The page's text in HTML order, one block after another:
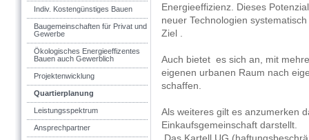
Indiv. Kostengünstiges Bauen
Baugemeinschaften für Privat und
Gewerbe
Ökologisches Energieeffizentes
Bauen auch Gewerblich
Projektenwicklung
Quartierplanung
Leistungsspektrum
Ansprechpartner
Energieeffizienz. Dieses
neuer Technologien
Ziel .
Auch bietet es sich an, mit
eigenen urbanen Raum nach
schaffen.
Als weiteres gilt es anzumerken
Einkaufsgemeinschaft darstellt.